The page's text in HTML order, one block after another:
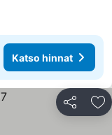
Katso hinnat
Jaa